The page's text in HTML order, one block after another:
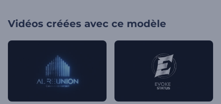
Vidéos créées avec ce modèle